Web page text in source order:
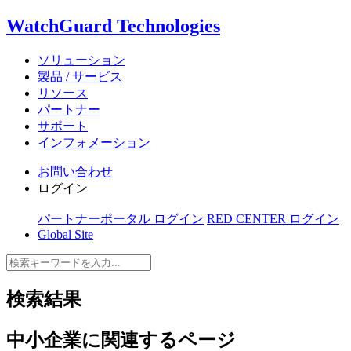
WatchGuard Technologies
ソリューション
製品 / サービス
リソース
パートナー
サポート
インフォメーション
お問い合わせ
ログイン
パートナーポータル ログイン RED CENTER ログイン
Global Site
検索結果
中小企業に関連するページ